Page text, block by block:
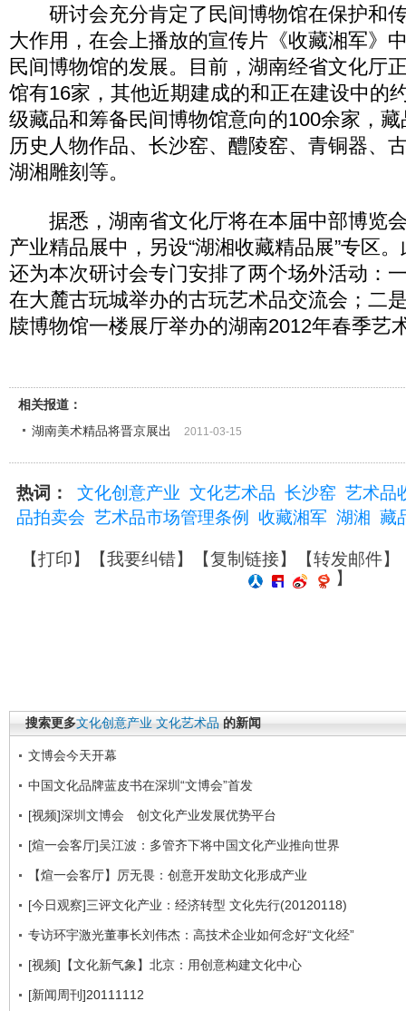
研讨会充分肯定了民间博物馆在保护和
大作用，在会上播放的宣传片《收藏湘军》
民间博物馆的发展。目前，湖南经省文化厅
馆有16家，其他近期建成的和正在建设中的
级藏品和筹备民间博物馆意向的100余家，
历史人物作品、长沙窑、醴陵窑、青铜器、
湖湘雕刻等。
据悉，湖南省文化厅将在本届中部博览
产业精品展中，另设“湖湘收藏精品展”专区
还为本次研讨会专门安排了两个场外活动：
在大麓古玩城举办的古玩艺术品交流会；二
牍博物馆一楼展厅举办的湖南2012年春季艺
相关报道：
湖南美术精品将晋京展出
2011-03-15
热词： 文化创意产业 文化艺术品 长沙窑 艺术品
品拍卖会 艺术品市场管理条例 收藏湘军 湖湘 藏
【打印】【我要纠错】【复制链接】【转发邮件】
】
搜索更多文化创意产业 文化艺术品 的新闻
文博会今天开幕
中国文化品牌蓝皮书在深圳“文博会”首发
[视频]深圳文博会 创文化产业发展优势平台
[煊一会客厅]吴江波：多管齐下将中国文化产业推向世界
【煊一会客厅】厉无畏：创意开发助文化形成产业
[今日观察]三评文化产业：经济转型 文化先行(20120118)
专访环宇激光董事长刘伟杰：高技术企业如何念好“文化经”
[视频]【文化新气象】北京：用创意构建文化中心
[新闻周刊]20111112